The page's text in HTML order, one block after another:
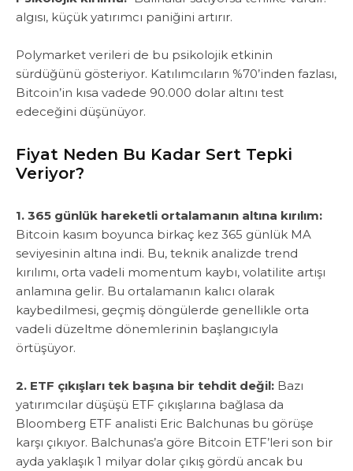
algısı, küçük yatırımcı paniğini artırır.
‎Polymarket verileri de bu psikolojik etkinin
sürdüğünü gösteriyor. Katılımcıların %70’inden fazlası,
Bitcoin’in kısa vadede 90.000 dolar altını test
edeceğini düşünüyor.
Fiyat Neden Bu Kadar Sert Tepki
Veriyor?
1. 365 günlük hareketli ortalamanın altına kırılım:
Bitcoin kasım boyunca birkaç kez 365 günlük MA
seviyesinin altına indi. Bu, teknik analizde trend
kırılımı, orta vadeli momentum kaybı, volatilite artışı
anlamına gelir. Bu ortalamanın kalıcı olarak
kaybedilmesi, geçmiş döngülerde genellikle orta
vadeli düzeltme dönemlerinin başlangıcıyla
örtüşüyor.
2. ETF çıkışları tek başına bir tehdit değil: Bazı
yatırımcılar düşüşü ETF çıkışlarına bağlasa da
Bloomberg ETF analisti Eric Balchunas bu görüşe
karşı çıkıyor. Balchunas’a göre Bitcoin ETF’leri son bir
ayda yaklaşık 1 milyar dolar çıkış gördü ancak bu